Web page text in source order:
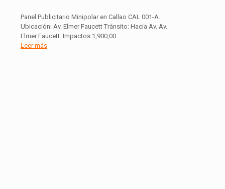
Panel Publicitario Minipolar en Callao CAL 001-A.
Ubicación: Av. Elmer Faucett Tránsito: Hacia Av. Av.
Elmer Faucett. Impactos:1,900,00
Leer más